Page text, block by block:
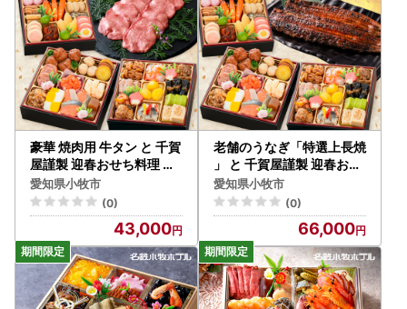
豪華 焼肉用 牛タン と 千賀
屋謹製 迎春おせち料理 和
風三段重「おもいやり」セ
ット 3人前 全38品 冷蔵お
せち料理 [035S08-C]
愛知県小牧市
(0)
43,000
老舗のうなぎ「特選上長焼
」 と 千賀屋謹製 迎春おせ
ち料理 和風三段重「おも
いやり」セット 冷蔵おせ
ち料理 [035S13-C]
愛知県小牧市
(0)
66,000